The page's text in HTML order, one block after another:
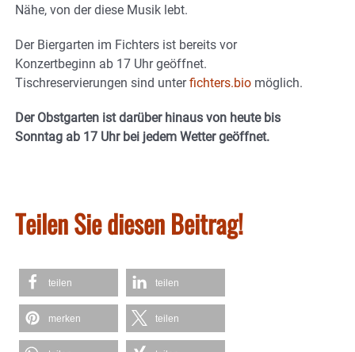
Nähe, von der diese Musik lebt.
Der Biergarten im Fichters ist bereits vor
Konzertbeginn ab 17 Uhr geöffnet.
Tischreservierungen sind unterfichters.bio möglich.
Der Obstgarten ist darüber hinaus von heute bis
Sonntag ab 17 Uhr bei jedem Wetter geöffnet.
Teilen Sie diesen Beitrag!
teilen teilen
merken teilen